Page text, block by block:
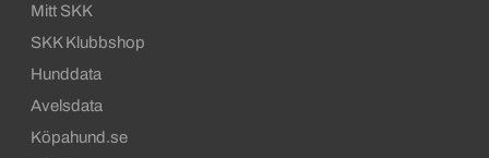
Mitt SKK
SKK Klubbshop
Hunddata
Avelsdata
Köpahund.se